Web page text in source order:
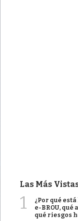
Las Más
1
¿Por qué
e-BROU,
qué riesgos